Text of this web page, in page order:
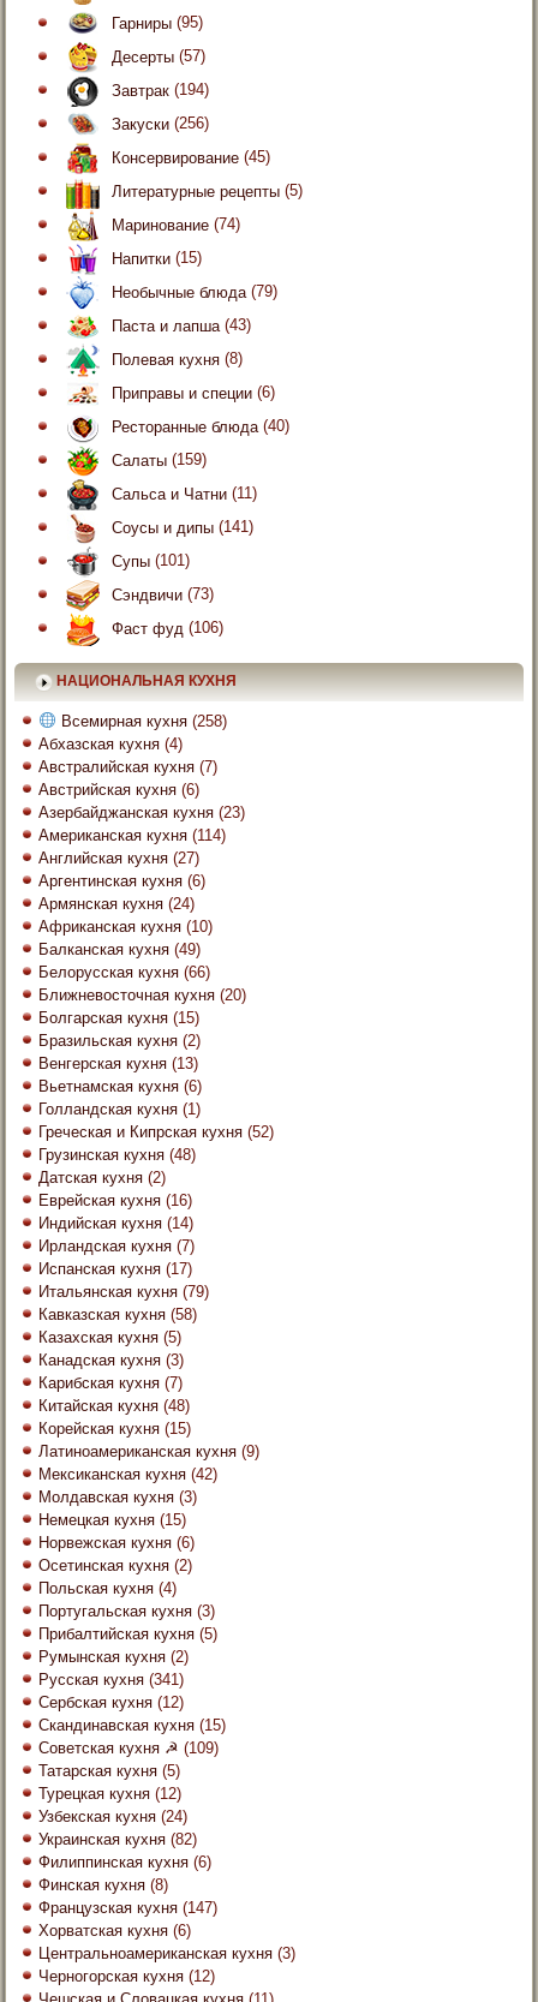
Гарниры (95)
Десерты (57)
Завтрак (194)
Закуски (256)
Консервирование (45)
Литературные рецепты (5)
Маринование (74)
Напитки (15)
Необычные блюда (79)
Паста и лапша (43)
Полевая кухня (8)
Приправы и специи (6)
Ресторанные блюда (40)
Салаты (159)
Сальса и Чатни (11)
Соусы и дипы (141)
Супы (101)
Сэндвичи (73)
Фаст фуд (106)
НАЦИОНАЛЬНАЯ КУХНЯ
Всемирная кухня (258)
Абхазская кухня (4)
Австралийская кухня (7)
Австрийская кухня (6)
Азербайджанская кухня (23)
Американская кухня (114)
Английская кухня (27)
Аргентинская кухня (6)
Армянская кухня (24)
Африканская кухня (10)
Балканская кухня (49)
Белорусская кухня (66)
Ближневосточная кухня (20)
Болгарская кухня (15)
Бразильская кухня (2)
Венгерская кухня (13)
Вьетнамская кухня (6)
Голландская кухня (1)
Греческая и Кипрская кухня (52)
Грузинская кухня (48)
Датская кухня (2)
Еврейская кухня (16)
Индийская кухня (14)
Ирландская кухня (7)
Испанская кухня (17)
Итальянская кухня (79)
Кавказская кухня (58)
Казахская кухня (5)
Канадская кухня (3)
Карибская кухня (7)
Китайская кухня (48)
Корейская кухня (15)
Латиноамериканская кухня (9)
Мексиканская кухня (42)
Молдавская кухня (3)
Немецкая кухня (15)
Норвежская кухня (6)
Осетинская кухня (2)
Польская кухня (4)
Португальская кухня (3)
Прибалтийская кухня (5)
Румынская кухня (2)
Русская кухня (341)
Сербская кухня (12)
Скандинавская кухня (15)
Советская кухня ☭ (109)
Татарская кухня (5)
Турецкая кухня (12)
Узбекская кухня (24)
Украинская кухня (82)
Филиппинская кухня (6)
Финская кухня (8)
Французская кухня (147)
Хорватская кухня (6)
Центральноамериканская кухня (3)
Черногорская кухня (12)